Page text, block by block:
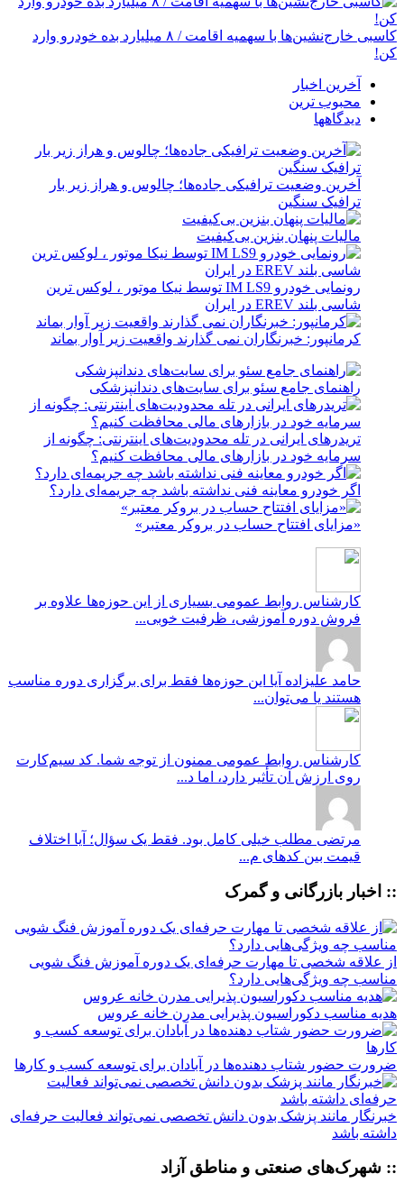
کاسبی خارج‌نشین‌ها با سهمیه اقامت / ۸ میلیارد بده خودرو وارد
کن!
آخرین اخبار
محبوب ترین
دیدگاهها
آخرین وضعیت ترافیکی جاده‌ها؛ چالوس و هراز زیر بار
ترافیک سنگین
مالیات پنهان بنزین بی‌کیفیت
رونمایی خودرو IM LS9 توسط نیکا موتور ، لوکس ترین
شاسی بلند EREV در ایران
کرمانپور: خبرنگاران نمی گذارند واقعیت زیر آوار بماند
راهنمای جامع سئو برای سایت‌های دندانپزشکی
تریدرهای ایرانی در تله محدودیت‌های اینترنتی: چگونه از
سرمایه خود در بازارهای مالی محافظت کنیم؟
اگر خودرو معاینه فنی نداشته باشد چه جریمه‌ای دارد؟
«مزایای افتتاح حساب در بروکر معتبر»
کارشناس روابط عمومی بسیاری از این حوزه‌ها علاوه بر
فروش دوره آموزشی، ظرفیت خوبی...
حامد علیزاده آیا این حوزه‌ها فقط برای برگزاری دوره مناسب
هستند یا می‌توان...
کارشناس روابط عمومی ممنون از توجه شما. کد سیم‌کارت
روی ارزش آن تأثیر دارد، اما د...
مرتضی مطلب خیلی کامل بود. فقط یک سؤال؛ آیا اختلاف
قیمت بین کدهای م...
:: اخبار بازرگانی و گمرک
از علاقه شخصی تا مهارت حرفه‌ای یک دوره آموزش فنگ شویی
مناسب چه ویژگی‌هایی دارد؟
هدیه مناسب دکوراسیون پذیرایی مدرن خانه عروس
ضرورت حضور شتاب ‌دهنده‌ها در آبادان برای توسعه کسب‌ و کارها
خبرنگار مانند پزشک بدون دانش تخصصی نمی‌تواند فعالیت حرفه‌ای
داشته باشد
:: شهرک‌های صنعتی و مناطق آزاد